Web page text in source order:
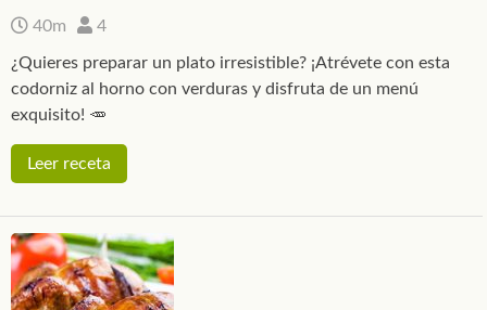
40m 4
¿Quieres preparar un plato irresistible? ¡Atrévete con esta
codorniz al horno con verduras y disfruta de un menú
exquisito! 🥕
Leer receta